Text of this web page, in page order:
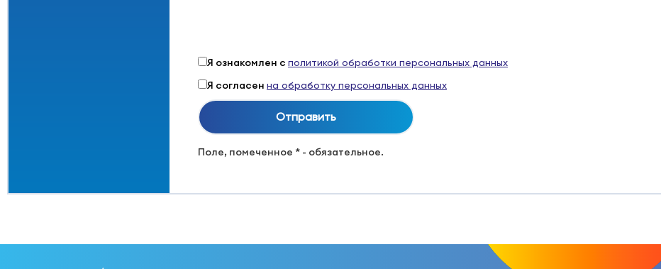
Я ознакомлен с политикой обработки персональных данных
Я согласен на обработку персональных данных
Поле, помеченное * - обязательное.